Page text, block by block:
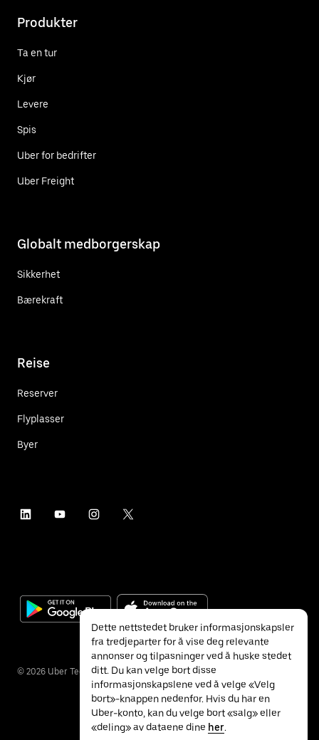
Produkter
Ta en tur
Kjør
Levere
Spis
Uber for bedrifter
Uber Freight
Globalt medborgerskap
Sikkerhet
Bærekraft
Reise
Reserver
Flyplasser
Byer
© 2026 Uber Technologies Inc.
Dette nettstedet bruker informasjonskapsler
fra tredjeparter for å vise deg relevante
annonser og tilpasninger ved å huske stedet
ditt. Du kan velge bort disse
informasjonskapslene ved å velge «Velg
bort»-knappen nedenfor. Hvis du har en
Uber-konto, kan du velge bort «salg» eller
«deling» av dataene dine her.